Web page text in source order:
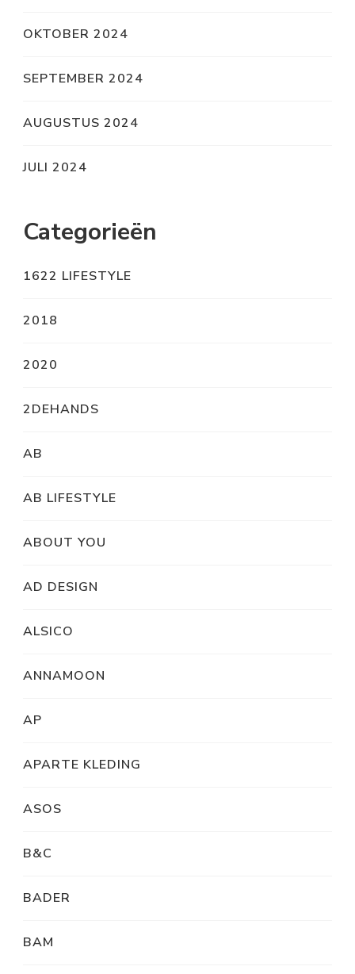
OKTOBER 2024
SEPTEMBER 2024
AUGUSTUS 2024
JULI 2024
Categorieën
1622 LIFESTYLE
2018
2020
2DEHANDS
AB
AB LIFESTYLE
ABOUT YOU
AD DESIGN
ALSICO
ANNAMOON
AP
APARTE KLEDING
ASOS
B&C
BADER
BAM